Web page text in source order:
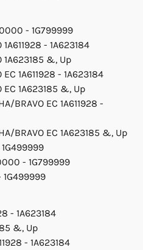
- 1G799999
- 1A623184
1A623185 &, Up
1A611928 - 1A623184
EC 1A623185 &, Up
BRAVO EC 1A611928 -
BRAVO EC 1A623185 &, Up
- 1G799999
1G499999
- 1A623184
&, Up
- 1A623184